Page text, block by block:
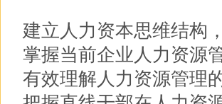
建立人力资本思维结构
掌握当前企业人力资源
有效理解人力资源管理